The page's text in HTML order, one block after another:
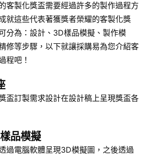
客製化獎盃需要經過許多的製作過程方
就這些代表著獲獎者榮耀的客製化獎
分為：設計、3D樣品模擬、製作模
修等步驟，以下就讓採購易為您介紹客
程吧！
盃訂製需求設計在設計稿上呈現獎盃各
品模擬
過電腦軟體呈現3D模擬圖，之後透過